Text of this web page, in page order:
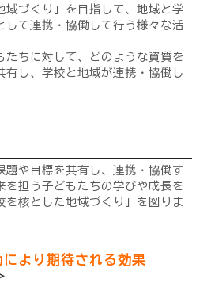
域づくり」を目指して、地域と学
して連携・協働して行う様々な活
ちに対して、どのような資質を
有し、学校と地域が連携・協働し
や目標を共有し、連携・協働す
を担う子どもたちの学びや成長を
を核とした地域づくり」を図りま
より期待される効果